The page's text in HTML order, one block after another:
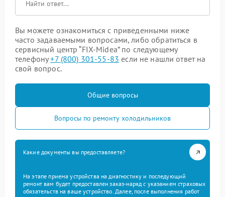
Вы можете ознакомиться с приведенными ниже
часто задаваемыми вопросами, либо обратиться в
сервисный центр “FIX-Midea” по следующему
телефону+7 (800) 301-55-83 если не нашли ответ на
свой вопрос.
Общие вопросы
Вопросы по ремонту холодильников
Какие документы вы предоставляете?
На этапе приема устройства на диагностику и последующий
ремонт вам будет предоставлен заказ-наряд с указанием страховых
обязательств на ваше устройство. Далее, после выполнения работ